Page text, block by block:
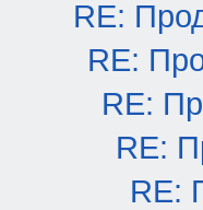
RE:
RE:
RE:
RE:
RE: